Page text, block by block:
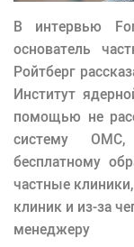
В интервью
основатель
Ройтберг
Институт
помощью не
систему ОМС,
бесплатному
частные
клиник и из-за
менеджеру